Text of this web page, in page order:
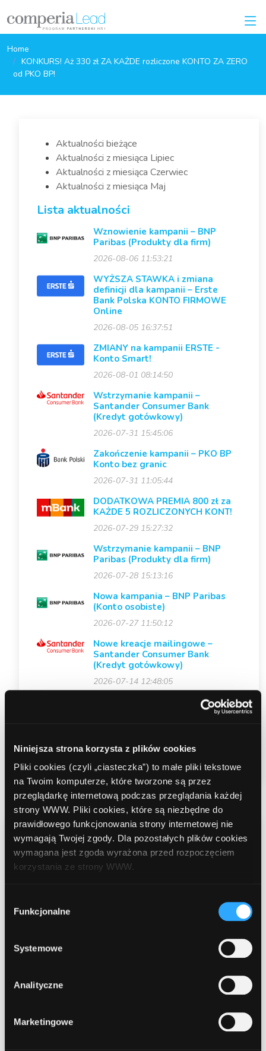
Niniejsza strona korzysta z plików cookies
Pliki cookies (czyli „ciasteczka”) to małe pliki tekstowe
na Twoim komputerze, które tworzone są przez
przeglądarkę internetową podczas przeglądania każdej
strony WWW. Pliki cookies, które są niezbędne do
prawidłowego funkcjonowania strony internetowej nie
wymagają Twojej zgody. Dla pozostałych plików cookies
wymagana jest zgoda wyrażona przed rozpoczęciem
korzystania ze strony WWW.
formy korzystania z plików cookies. Więcej:
Polityka
zgody
Funkcjonalne
Systemowe
Analityczne
Marketingowe
Home
KONKURS! Aż 330 zł ZA KAŻDE rozliczone KONTO ZA ZERO
od PKO BP!
Aktualności bieżące
Aktualności z miesiąca Lipiec
Aktualności z miesiąca Czerwiec
Aktualności z miesiąca Maj
Lista aktualności
Wznowienie kampanii – BNP
Paribas (Produkty dla firm)
2026-08-06 11:53:21
WYŻSZA STAWKA i zmiana
definicji dla kampanii – Erste
Bank Polska KONTO FIRMOWE
Online
2026-08-05 16:37:51
ZMIANY na kampanii ERSTE -
Konto Smart!
2026-08-01 08:14:50
Wstrzymanie kampanii –
Santander Consumer Bank
(Kredyt gotówkowy)
2026-07-31 15:45:06
Zakończenie kampanii – PKO BP
Konto bez granic
2026-07-31 11:05:44
DODATKOWA PREMIA 800 zł za
KAŻDE 5 ROZLICZONYCH KONT!
2026-07-29 15:27:32
Wstrzymanie kampanii – BNP
Paribas (Produkty dla firm)
2026-07-28 15:13:16
Nowa kampania – BNP Paribas
(Konto osobiste)
2026-07-27 11:50:12
Nowe kreacje mailingowe –
Santander Consumer Bank
(Kredyt gotówkowy)
2026-07-14 12:48:05
Zmiana premii w akcji specjalnej
KONTO SMART od Erste Bank
KONKURS! Aż 330 zł ZA
KAŻDE rozliczone KONTO
Administracja
promocji produktu w
Programie Partnerskim
KONTO ZA ZERO (zyskaj nawet 600 zł) - Konto